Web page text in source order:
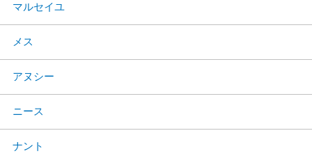
マルセイユ
メス
アヌシー
ニース
ナント